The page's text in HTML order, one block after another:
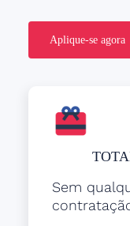
Aplique-se agora
Sem